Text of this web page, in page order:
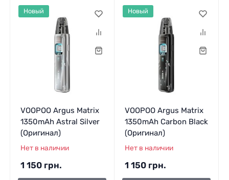
VOOPOO Argus Matrix
1350mAh Astral Silver
(Оригинал)
Нет в наличии
1 150 грн.
Новый
VOOPOO Argus Matrix
1350mAh Carbon Black
(Оригинал)
Нет в наличии
1 150 грн.
Новый